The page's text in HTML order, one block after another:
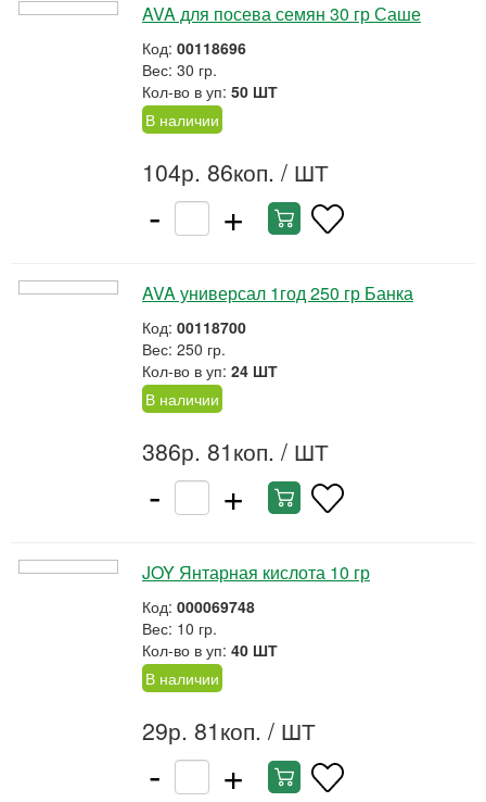
AVA для посева семян 30 гр Саше
Код: 00118696
Вес: 30 гр.
Кол-во в уп: 50 ШТ
В наличии
104р. 86коп. / ШТ
- +
AVA универсал 1год 250 гр Банка
Код: 00118700
Вес: 250 гр.
Кол-во в уп: 24 ШТ
В наличии
386р. 81коп. / ШТ
- +
JOY Янтарная кислота 10 гр
Код: 000069748
Вес: 10 гр.
Кол-во в уп: 40 ШТ
В наличии
29р. 81коп. / ШТ
- +